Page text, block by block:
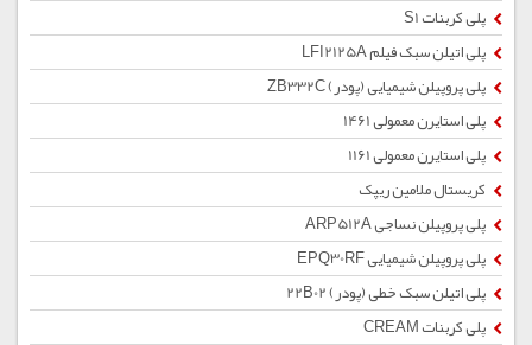
پلی کربنات S1
پلی اتیلن سبک فیلم LFI2125A
پلی پروپیلن شیمیایی (پودر) ZB332C
پلی استایرن معمولی 1461
پلی استایرن معمولی 1161
کریستال ملامین ریپک
پلی پروپیلن نساجی ARP512A
پلی پروپیلن شیمیایی EPQ30RF
پلی اتیلن سبک خطی (پودر) 22B02
پلی کربنات CREAM